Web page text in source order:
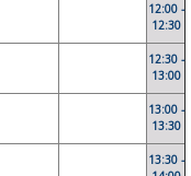
12:00 -
12:30
12:30 -
13:00
13:00 -
13:30
13:30 -